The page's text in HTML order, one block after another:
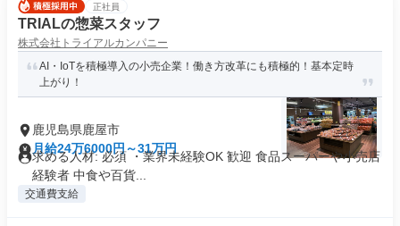
正社員
TRIALの惣菜スタッフ
株式会社トライアルカンパニー
AI・IoTを積極導入の小売企業！働き方改革にも積極的！基本定時
上がり！
鹿児島県鹿屋市
月給24万6000円～31万円
求める人材: 必須 ・業界未経験OK 歓迎 食品スーパーや小売店
経験者 中食や百貨...
交通費支給